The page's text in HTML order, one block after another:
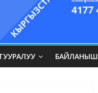
БАЙЛАНЫШ